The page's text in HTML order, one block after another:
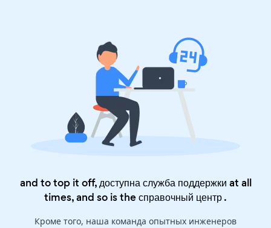
and to top it off, доступна служба поддержки at all
times, and so is theсправочный центр.
Кроме того, наша команда опытных инженеров